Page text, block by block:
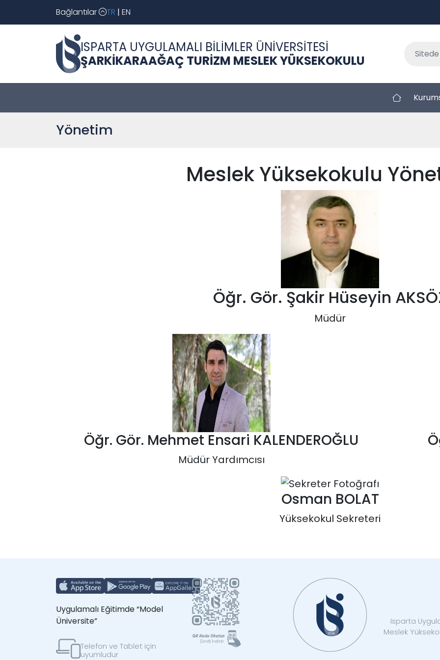
Bağlantılar TR | EN
ISPARTA UYGULAMALI BİLİMLER ÜNİVERSİTESİ
ŞARKİKARAAĞAÇ TURİZM MESLEK YÜKSEKOKULU
Yönetim
Meslek Yüksekokulu
Öğr. Gör. Şakir Hüseyin
Müdür
Öğr. Gör. Mehmet Ensari KALENDEROĞLU
Müdür Yardımcısı
Osman BOLAT
Yüksekokul Sekreteri
Uygulamalı Eğitimde “Model
Üniversite”
Telefon ve Tablet için
uyumludur
Isparta
Meslek